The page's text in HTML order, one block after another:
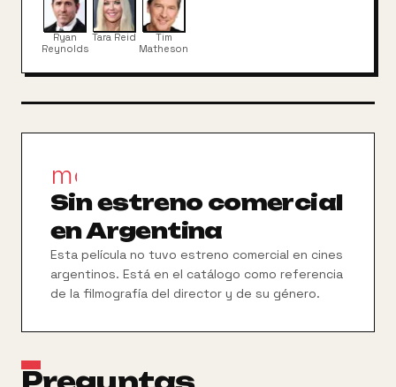
dinero necesario para continuar con su vida de
estudiante. Gwen Pearson es una estudiante a la
que le han encargado escribir un artículo, en contra
de sus deseos, sobre el "Rey de la universidad". A
descubre la verdad sobre el hombre que hay detrás
Ryan
Reynolds
Tara Reid
Tim
Matheson
movie_filter
Sin estreno comercial
en Argentina
Esta película no tuvo estreno comercial en cines
argentinos. Está en el catálogo como referencia
de la filmografía del director y de su género.